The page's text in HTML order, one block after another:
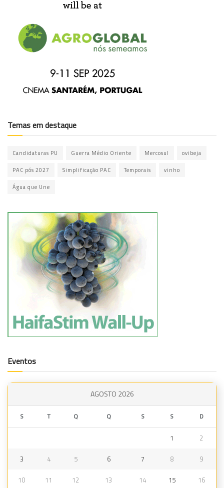
Temas em destaque
Candidaturas PU Guerra Médio Oriente Mercosul ovibeja
PAC pós 2027 Simplificação PAC Temporais vinho
Água que Une
Eventos
AGOSTO 2026
S T Q Q S S D
1 2
3 4 5 6 7 8 9
10 11 12 13 14 15 16